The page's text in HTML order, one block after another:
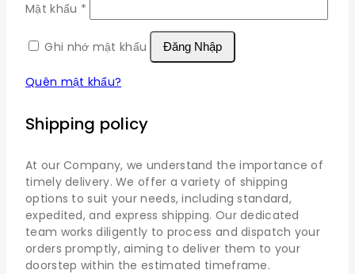
Mật khẩu *
buộc
Ghi nhớ mật khẩu
Đăng Nhập
Quên mật khẩu?
Shipping policy
At our Company, we understand the importance of
timely delivery. We offer a variety of shipping
options to suit your needs, including standard,
expedited, and express shipping. Our dedicated
team works diligently to process and dispatch your
orders promptly, aiming to deliver them to your
doorstep within the estimated timeframe.